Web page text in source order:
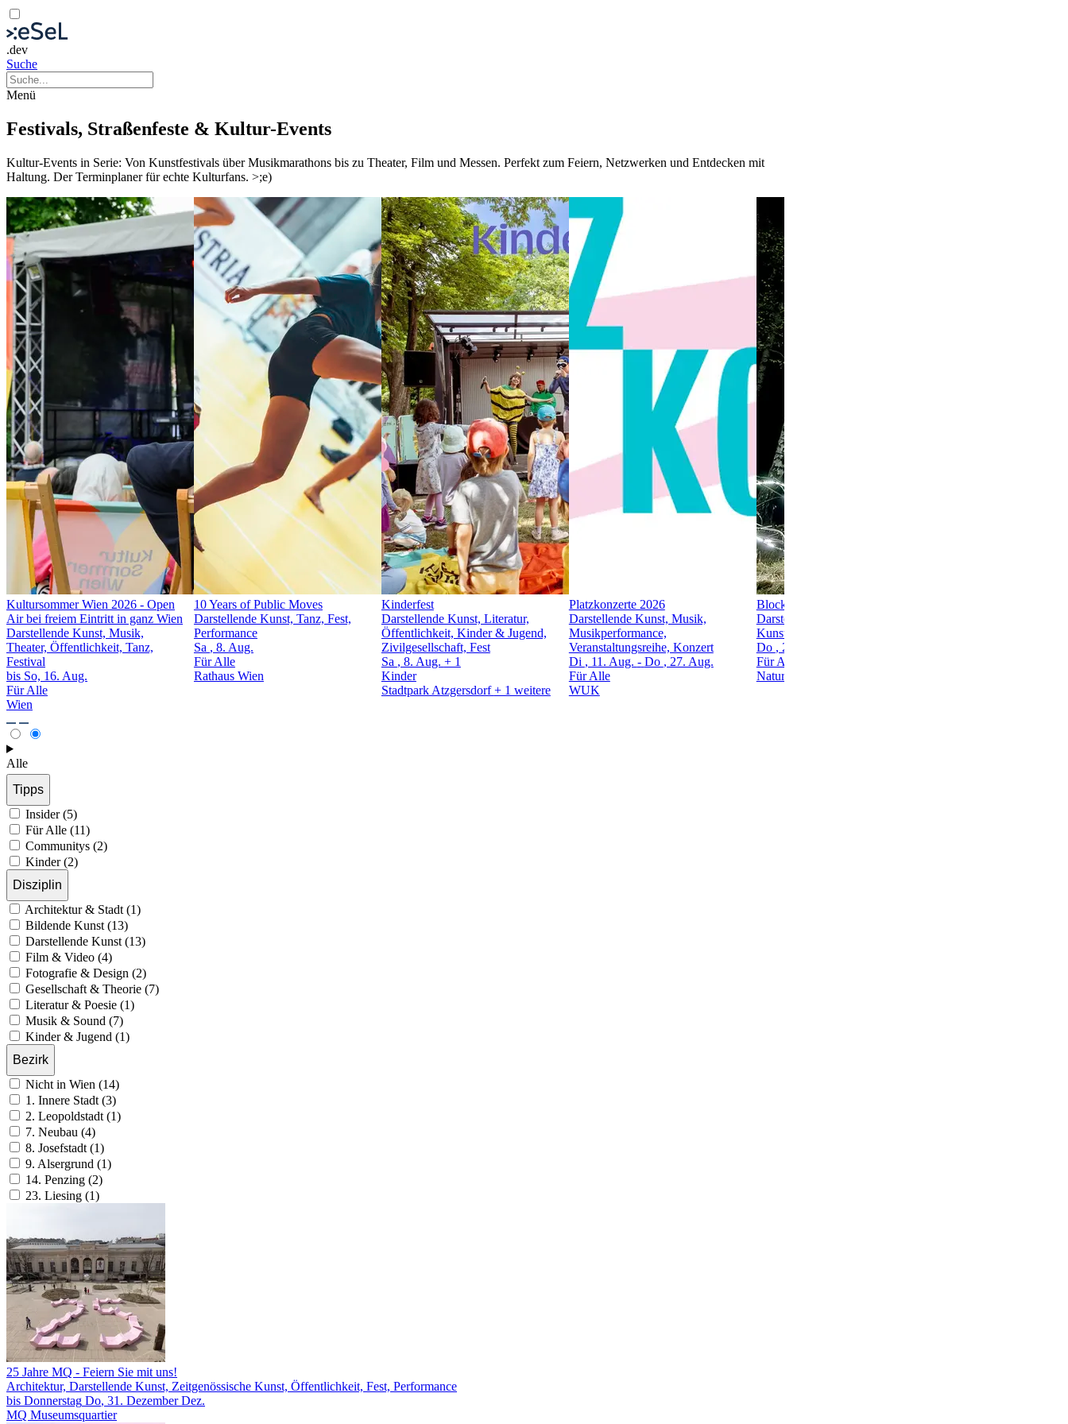
.dev
Suche
Menü
Festivals, Straßenfeste & Kultur-Events
Kultur-Events in Serie: Von Kunstfestivals über Musikmarathons bis zu Theater, Film und Messen. Perfekt zum Feiern, Netzwerken und Entdecken mit
Haltung. Der Terminplaner für echte Kulturfans. >;e)
Kultursommer Wien 2026 - Open
Air bei freiem Eintritt in ganz Wien
Darstellende Kunst, Musik,
Theater, Öffentlichkeit, Tanz,
Festival
bis So, 16. Aug.
Für Alle
Wien
10 Years of Public Moves
Darstellende Kunst, Tanz, Fest,
Performance
Sa , 8. Aug.
Für Alle
Rathaus Wien
Kinderfest
Darstellende Kunst, Literatur,
Öffentlichkeit, Kinder & Jugend,
Zivilgesellschaft, Fest
Sa , 8. Aug. + 1
Kinder
Stadtpark Atzgersdorf+ 1 weitere
Platzkonzerte 2026
Darstellende Kunst, Musik,
Musikperformance,
Veranstaltungsreihe, Konzert
Di , 11. Aug. - Do , 27. Aug.
Für Alle
WUK
Blockheide Leuchtet 2026
Darstellende Kunst, Visuelle
Kunst, Installation, Festival
Do , 27. Aug.
Für Alle
Naturpark Blockheide
Alle
Tipps
Insider (5)
Für Alle (11)
Communitys (2)
Kinder (2)
Disziplin
Architektur & Stadt (1)
Bildende Kunst (13)
Darstellende Kunst (13)
Film & Video (4)
Fotografie & Design (2)
Gesellschaft & Theorie (7)
Literatur & Poesie (1)
Musik & Sound (7)
Kinder & Jugend (1)
Bezirk
Nicht in Wien (14)
1. Innere Stadt (3)
2. Leopoldstadt (1)
7. Neubau (4)
8. Josefstadt (1)
9. Alsergrund (1)
14. Penzing (2)
23. Liesing (1)
25 Jahre MQ - Feiern Sie mit uns!
Architektur, Darstellende Kunst, Zeitgenössische Kunst, Öffentlichkeit, Fest, Performance
bis Donnerstag Do, 31. Dezember Dez.
MQ Museumsquartier